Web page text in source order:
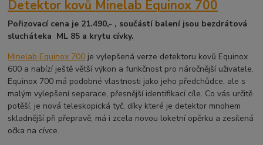
Detektor kovů Minelab Equinox 700
Pořizovací cena je 21.490,- , součástí balení jsou bezdrátová
slucháteka ML 85 a krytu cívky.
Minelab Equinox 700 je vylepšená verze detektoru kovů Equinox
600 a nabízí ještě větší výkon a funkčnost pro náročnější uživatele.
Equinox 700 má podobné vlastnosti jako jeho předchůdce, ale s
malým vylepšení separace, přesnější identifikací cíle. Co vás určitě
potěší, je nová teleskopická tyč, díky které je detektor mnohem
skladnější při přepravě, má i zcela novou loketní opěrku a zesílená
očka na cívce.